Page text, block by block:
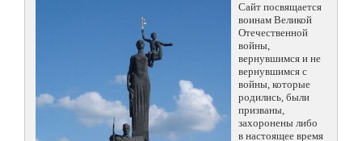
Сайт посвящается
воинам Великой
Отечественной
войны,
вернувшимся и не
вернувшимся с
войны, которые
родились, были
призваны,
захоронены либо
в настоящее время